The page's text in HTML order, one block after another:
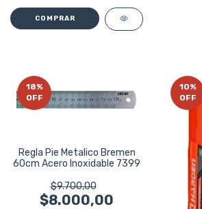
18%
OFF
Regla Pie Metalico Bremen
60cm Acero Inoxidable 7399
$9.700,00
$8.000,00
10%
OFF